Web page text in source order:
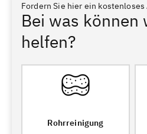
Fordern Sie hier ein kostenloses
Bei was können
helfen?
Rohrreinigung